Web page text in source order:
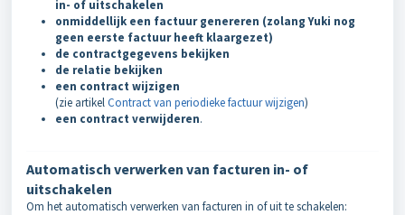
in- of uitschakelen
onmiddellijk een factuur genereren (zolang Yuki nog
geen eerste factuur heeft klaargezet)
de contractgegevens bekijken
de relatie bekijken
een contract wijzigen
(zie artikelContract van periodieke factuur wijzigen)
een contract verwijderen.
Automatisch verwerken van facturen in- of
uitschakelen
Om het automatisch verwerken van facturen in of uit te schakelen: